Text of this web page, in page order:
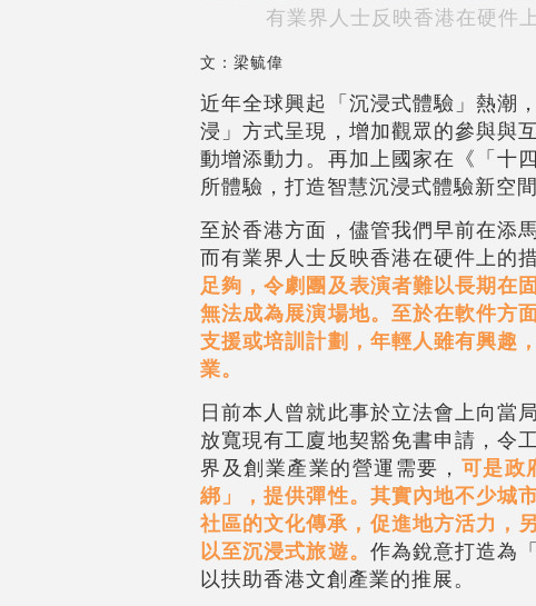
有業界人士反映香港在硬件
文：梁毓偉
近年全球興起「沉浸式體驗」熱潮
浸」方式呈現，增加觀眾的參與與
動增添動力。再加上國家在《「十
所體驗，打造智慧沉浸式體驗新空
至於香港方面，儘管我們早前在添
而有業界人士反映香港在硬件上的
足夠，令劇團及表演者難以長期在
無法成為展演場地。 至於在軟件方
支援或培訓計劃，年輕人雖有興趣
業。
日前本人曾就此事於立法會上向當
放寬現有工廈地契豁免書申請，令
界及創業產業的營運需要， 可是政
綁」，提供彈性。其實內地不少城
社區的文化傳承，促進地方活力，
以至沉浸式旅遊。 作為銳意打造為
以扶助香港文創產業的推展。